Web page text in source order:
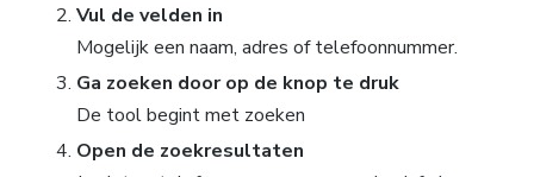
Vul de velden in
Mogelijk een naam, adres of telefoonnummer.
Ga zoeken door op de knop te druk
De tool begint met zoeken
Open de zoekresultaten